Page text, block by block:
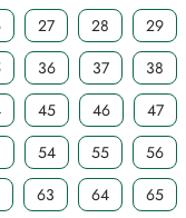
27 28
29
36 37
38
45 46
47
54 55
56
63 64
65